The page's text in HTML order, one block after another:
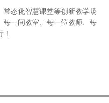
态化智慧课堂等创新教学场
每一间教室、每一位教师、每